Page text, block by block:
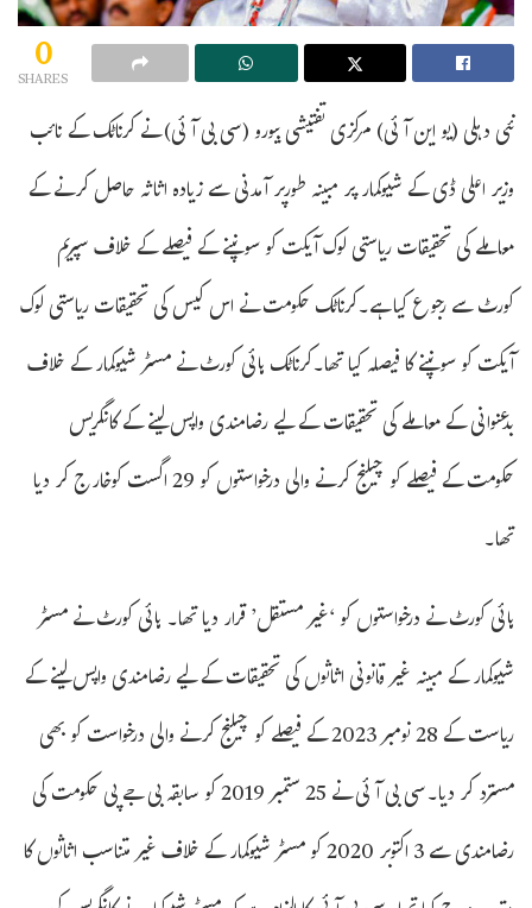
0
SHARES
نئی دہلی (یو این آئی) مرکزی تفتیشی بیورو (سی بی آئی) نے کرناٹک کے نائب
وزیر اعلی ڈی کے شیوکمار پر مبینہ طورپر آمدنی سے زیادہ اثاثہ حاصل کرنے کے
معاملے کی تحقیقات ریاستی لوک آیکت کو سونپنے کے فیصلے کے خلاف سپریم
کورٹ سے رجوع کیا ہے۔کرناٹک حکومت نے اس کیس کی تحقیقات ریاستی لوک
آیکت کو سونپنے کا فیصلہ کیا تھا۔کرناٹک ہائی کورٹ نے مسٹر شیوکمار کے خلاف
بدعنوانی کے معاملے کی تحقیقات کے لیے رضامندی واپس لینے کے کانگریس
حکومت کے فیصلے کو چیلنج کرنے والی درخواستوں کو 29 اگست کوخارج کر دیا
تھا۔
ہائی کورٹ نے درخواستوں کو ‘غیر مستقل’ قرار دیا تھا۔ ہائی کورٹ نے مسٹر
شیوکمار کے مبینہ غیر قانونی اثاثوں کی تحقیقات کے لیے رضامندی واپس لینے کے
ریاست کے 28 نومبر 2023 کے فیصلے کو چیلنج کرنے والی درخواست کو بھی
مسترد کر دیا۔سی بی آئی نے 25 ستمبر 2019 کو سابقہ ​​بی جے پی حکومت کی
رضامندی سے 3 اکتوبر 2020 کو مسٹر شیوکمار کے خلاف غیر متناسب اثاثوں کا